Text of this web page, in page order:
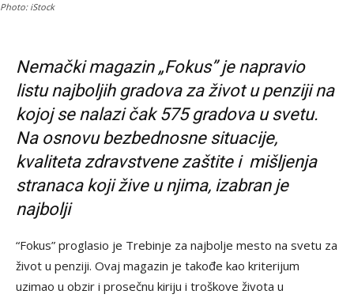
Photo: iStock
Nemački magazin „Fokus” je napravio
listu najboljih gradova za život u penziji na
kojoj se nalazi čak 575 gradova u svetu.
Na osnovu bezbednosne situacije,
kvaliteta zdravstvene zaštite i mišljenja
stranaca koji žive u njima, izabran je
najbolji
“Fokus” proglasio je Trebinje za najbolje mesto na svetu za
život u penziji. Ovaj magazin je takođe kao kriterijum
uzimao u obzir i prosečnu kiriju i troškove života u